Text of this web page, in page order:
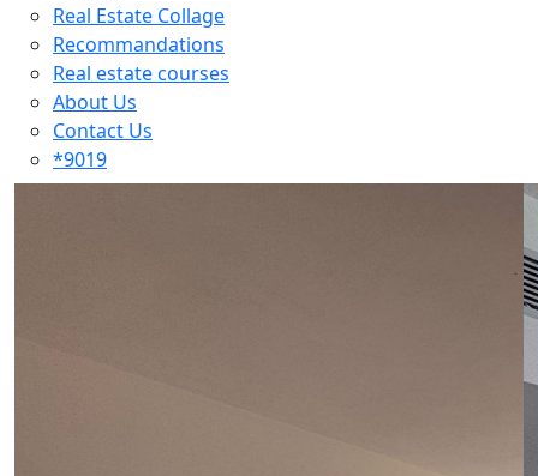
Real Estate Collage
Recommandations
Real estate courses
About Us
Contact Us
*9019